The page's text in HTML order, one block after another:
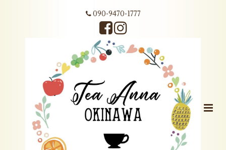
090-9470-1777